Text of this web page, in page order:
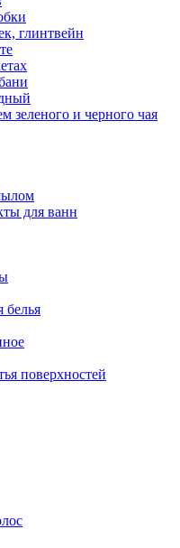
глинтвейн
зеленого и черного чая
для ванн
белья
поверхностей